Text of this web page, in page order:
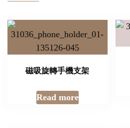
磁吸旋轉手機支架
Read more